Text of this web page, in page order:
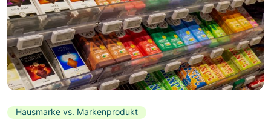
Hausmarke vs. Markenprodukt